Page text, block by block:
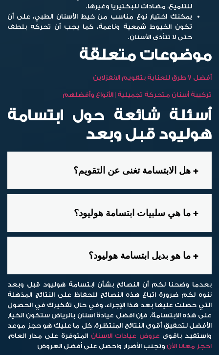
للتلميع، مضادات للبكتيريا وغيرها.
يمكنك اختيار نوع مناسب من خيط الأسنان الطبي، على أن
تكون الخيوط شمعية وناعمة، كما يجب أن تحركه بلطف
حتى لا تتأذى الأسنان.
موضوعات متعلقة
أفضل 7 طرق للعناية بتقويم الانفزلاين
تركيبة أسنان متحركة تجميلية | الأنواع وأفضلهم
أسئلة شائعة حول ابتسامة
هوليود قبل وبعد
هل الابتسامة تغنى عن التقويم؟
ما هي سلبيات ابتسامة هوليود؟
ما هو بديل ابتسامة هوليود؟
بعدما وضحنا لكم أن النصائح بشأنابتسامة هوليود قبل وبعد
ننوه لكم ضرورة اتباع هذه النصائح للحفاظ على النتائج المذهلة
التي حصلت عليها بعد هذا الإجراء، وفي حال تفكيرك في الحصول
على هذه الابتسامة، فإن افضل عيادة اسنان بالرياض ستكون الخيار
الأفضل لتحقيق أقوى النتائج المنتظرة، كل ما عليك هو حجز موعد
واستفيد باقوى عروض عيادات الاسنان المتوفرة على مدار العام،
احجز معانا الأن وتجنب الأضرار واحصل على أفضل العروض